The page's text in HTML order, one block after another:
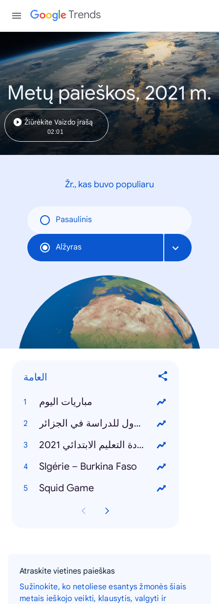
Trends
Metų paieškos, 2021 m.
Žiūrėkite Vaizdo įrašą
02:01
Žr., kas buvo populiaru
Pasaulinis
Alžyras
العامة
مباريات اليوم
الموقع الاول للدراسة في الجزائر
نتائج شهادة التعليم الابتدائي 2021
Slgérie – Burkina Faso
Squid Game
Atraskite vietines paieškas
Sužinokite, ko netoliese esantys žmonės šiais
metais ieškojo veikti, klausytis, valgyti ir